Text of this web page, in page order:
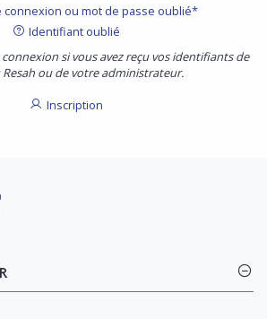
connexion ou mot de passe oublié*
Identifiant oublié
si vous avez reçu vos identifiants de
ou de votre administrateur.
Inscription